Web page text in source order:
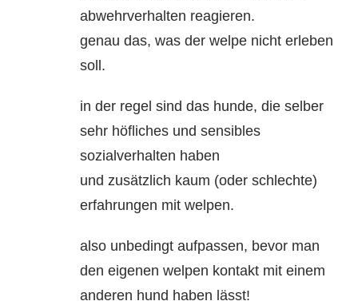
abwehrverhalten reagieren.
genau das, was der welpe nicht erleben
soll.
in der regel sind das hunde, die selber
sehr höfliches und sensibles
sozialverhalten haben
und zusätzlich kaum (oder schlechte)
erfahrungen mit welpen.
also unbedingt aufpassen, bevor man
den eigenen welpen kontakt mit einem
anderen hund haben lässt!